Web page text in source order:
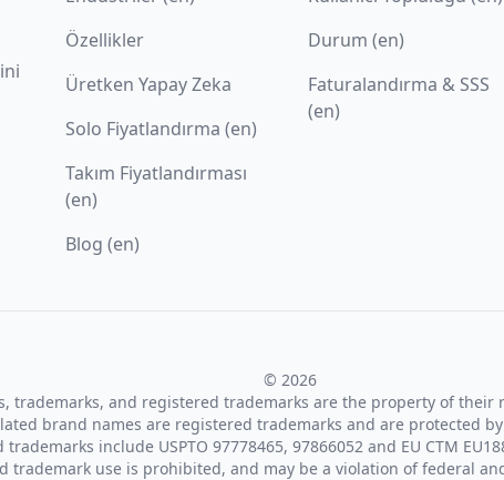
Özellikler
Üretken Yapay Zeka
Solo Fiyatlandırma (en)
Takım Fiyatlandırması
(en)
Blog (en)
Durum (en)
Faturalandırma & SSS
(en)
© 2026
trademarks, and registered trademarks are the property of their
brand names are registered trademarks and are protected
trademarks include USPTO 97778465, 97866052 and EU CTM
trademark use is prohibited, and may be a violation of federal